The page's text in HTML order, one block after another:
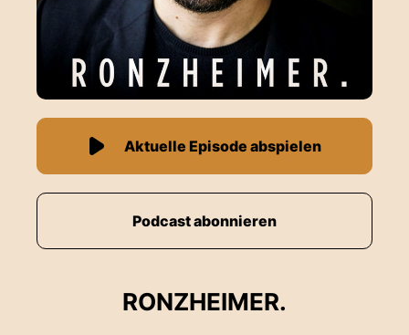
RONZHEIMER.
Aktuelle Episode abspielen
Podcast abonnieren